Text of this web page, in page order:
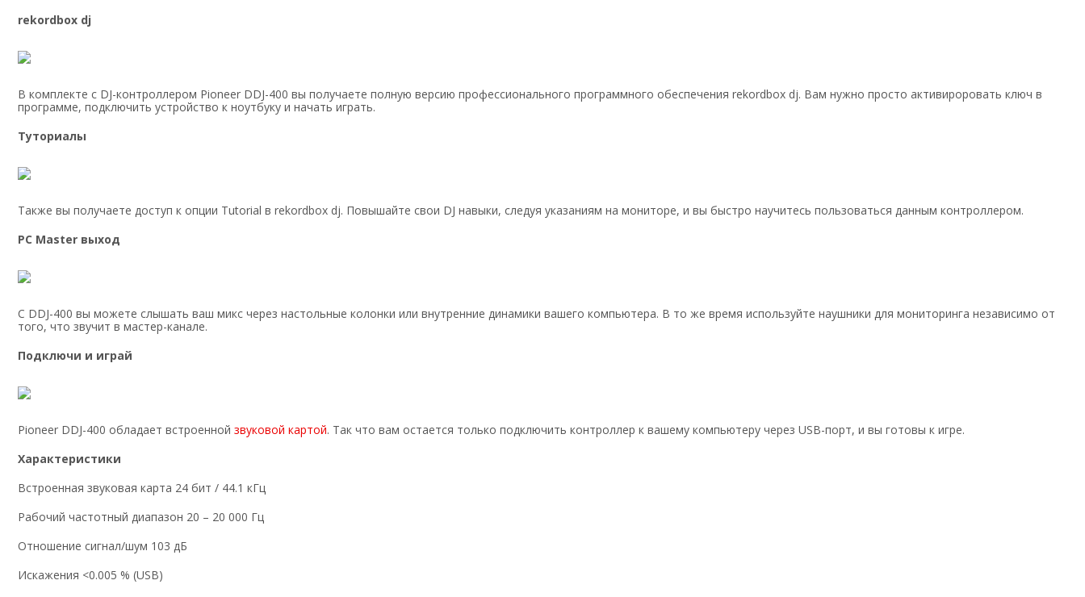
rekordbox dj
В комплекте с DJ-контроллером Pioneer DDJ-400 вы получаете полную версию профессионального программного обеспечения rekordbox dj. Вам нужно просто активироровать ключ в
программе, подключить устройство к ноутбуку и начать играть.
Туториалы
Также вы получаете доступ к опции Tutorial в rekordbox dj. Повышайте свои DJ навыки, следуя указаниям на мониторе, и вы быстро научитесь пользоваться данным контроллером.
PC Master выход
С DDJ-400 вы можете слышать ваш микс через настольные колонки или внутренние динамики вашего компьютера. В то же время используйте наушники для мониторинга независимо от
того, что звучит в мастер-канале.
Подключи и играй
Pioneer DDJ-400 обладает встроенной звуковой картой. Так что вам остается только подключить контроллер к вашему компьютеру через USB-порт, и вы готовы к игре.
Характеристики
Встроенная звуковая карта 24 бит / 44.1 кГц
Рабочий частотный диапазон 20 – 20 000 Гц
Отношение сигнал/шум 103 дБ
Искажения <0.005 % (USB)